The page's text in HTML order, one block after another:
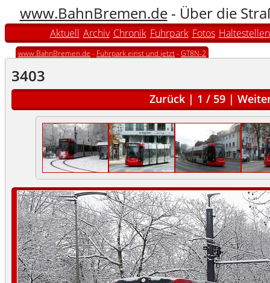
www.BahnBremen.de- Über die
Aktuell Archiv Chronik Fuhrpark Fotos Haltestellen
www.BahnBremen.de - Fuhrpark einst und jetzt-GT8N-2
3403
Zurück | 1 / 59 |